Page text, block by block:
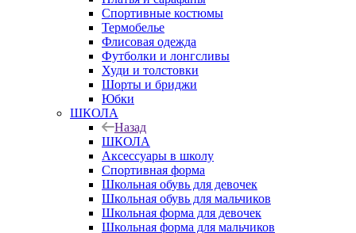
Спортивные костюмы
Термобелье
Флисовая одежда
Футболки и лонгсливы
Худи и толстовки
Шорты и бриджи
Юбки
ШКОЛА
Назад
ШКОЛА
Аксессуары в школу
Спортивная форма
Школьная обувь для девочек
Школьная обувь для мальчиков
Школьная форма для девочек
Школьная форма для мальчиков